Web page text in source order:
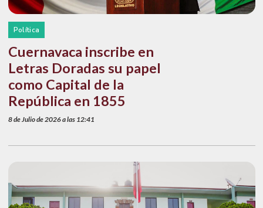
Política
Cuernavaca inscribe en
Letras Doradas su papel
como Capital de la
República en 1855
8 de Julio de 2026 a las 12:41